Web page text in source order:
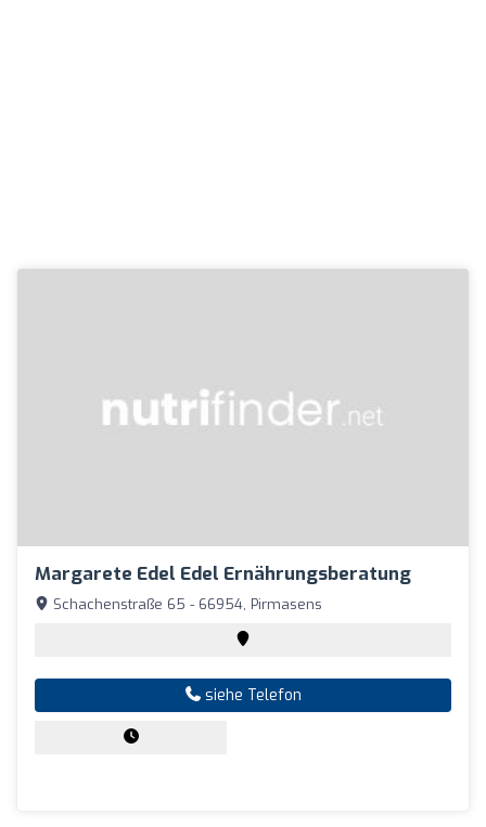
Margarete Edel Edel Ernährungsberatung
Schachenstraße 65 - 66954, Pirmasens
siehe Telefon